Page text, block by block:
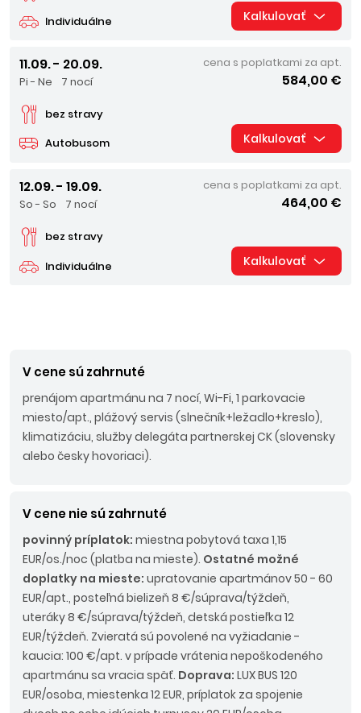
Individuálne Kalkulovať
11.09. - 20.09.
Pi - Ne 7 nocí
Autobusom
bez stravy
cena s poplatkami za apt.
584,00 €
Kalkulovať
12.09. - 19.09.
So - So 7 nocí
Individuálne
bez stravy
cena s poplatkami za apt.
464,00 €
Kalkulovať
V cene sú zahrnuté
prenájom apartmánu na 7 nocí, Wi-Fi, 1 parkovacie
miesto/apt., plážový servis (slnečník+ležadlo+kreslo),
klimatizáciu, služby delegáta partnerskej CK (slovensky
alebo česky hovoriaci).
V cene nie sú zahrnuté
povinný príplatok: miestna pobytová taxa 1,15
EUR/os./noc (platba na mieste). Ostatné možné
doplatky na mieste: upratovanie apartmánov 50 - 60
EUR/apt., posteľná bielizeň 8 €/súprava/týždeň,
uteráky 8 €/súprava/týždeň, detská postieľka 12
EUR/týždeň. Zvieratá sú povolené na vyžiadanie -
kaucia: 100 €/apt. v prípade vrátenia nepoškodeného
apartmánu sa vracia späť. Doprava: LUX BUS 120
EUR/osoba, miestenka 12 EUR, príplatok za spojenie